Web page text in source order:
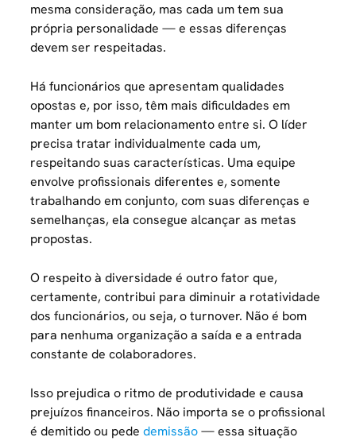
mesma consideração, mas cada um tem sua
própria personalidade — e essas diferenças
devem ser respeitadas.
Há funcionários que apresentam qualidades
opostas e, por isso, têm mais dificuldades em
manter um bom relacionamento entre si. O líder
precisa tratar individualmente cada um,
respeitando suas características. Uma equipe
envolve profissionais diferentes e, somente
trabalhando em conjunto, com suas diferenças e
semelhanças, ela consegue alcançar as metas
propostas.
O respeito à diversidade é outro fator que,
certamente, contribui para diminuir a rotatividade
dos funcionários, ou seja, o turnover. Não é bom
para nenhuma organização a saída e a entrada
constante de colaboradores.
Isso prejudica o ritmo de produtividade e causa
prejuízos financeiros. Não importa se o profissional
é demitido ou pededemissão— essa situação